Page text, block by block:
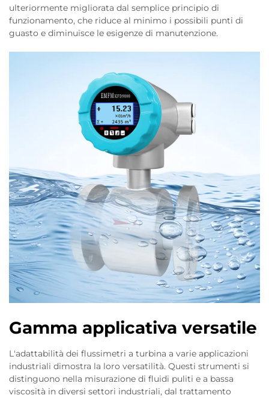
ulteriormente migliorata dal semplice principio di
funzionamento, che riduce al minimo i possibili punti di
guasto e diminuisce le esigenze di manutenzione.
Gamma applicativa versatile
L'adattabilità dei flussimetri a turbina a varie applicazioni
industriali dimostra la loro versatilità. Questi strumenti si
distinguono nella misurazione di fluidi puliti e a bassa
viscosità in diversi settori industriali, dal trattamento